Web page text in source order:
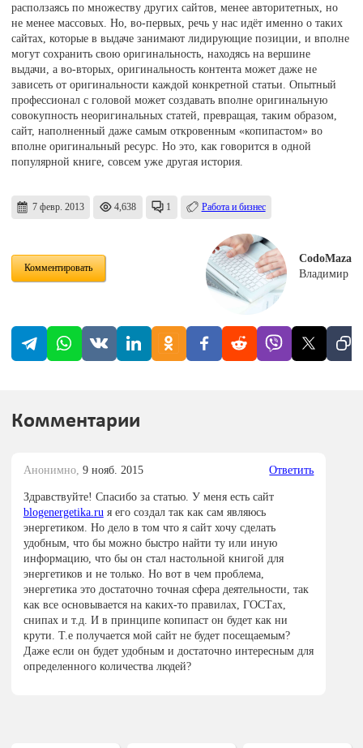
расползаясь по множеству других сайтов, менее авторитетных, но
не менее массовых. Но, во-первых, речь у нас идёт именно о таких
сайтах, которые в выдаче занимают лидирующие позиции, и вполне
могут сохранить свою оригинальность, находясь на вершине
выдачи, а во-вторых, оригинальность контента может даже не
зависеть от оригинальности каждой конкретной статьи. Опытный
профессионал с головой может создавать вполне оригинальную
совокупность неоригинальных статей, превращая, таким образом,
сайт, наполненный даже самым откровенным «копипастом» во
вполне оригинальный ресурс. Но это, как говорится в одной
популярной книге, совсем уже другая история.
7 февр. 2013 4,638 1 Работа и бизнес
Комментировать
CodoMaza
Владимир
Комментарии
Анонимно, 9 нояб. 2015 Ответить
Здравствуйте! Спасибо за статью. У меня есть сайт
blogenergetika.ruя его создал так как сам являюсь
энергетиком. Но дело в том что я сайт хочу сделать
удобным, что бы можно быстро найти ту или иную
информацию, что бы он стал настольной книгой для
энергетиков и не только. Но вот в чем проблема,
энергетика это достаточно точная сфера деятельности, так
как все основывается на каких-то правилах, ГОСТах,
снипах и т.д. И в принципе копипаст он будет как ни
крути. Т.е получается мой сайт не будет посещаемым?
Даже если он будет удобным и достаточно интересным для
определенного количества людей?